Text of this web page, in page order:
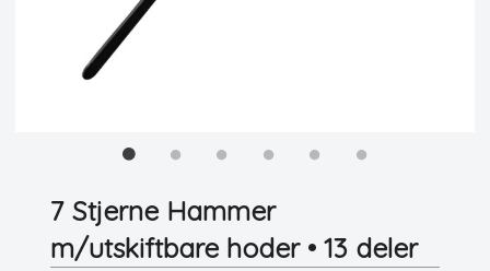
7 Stjerne Hammer
m/utskiftbare hoder • 13 deler